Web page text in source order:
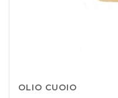
OLIO CUOIO